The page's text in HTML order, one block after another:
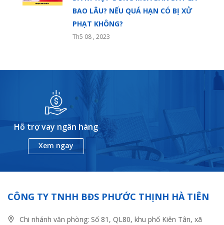
BAO LÂU? NẾU QUÁ HẠN CÓ BỊ XỬ
PHẠT KHÔNG?
Th5 08 , 2023
Hỗ trợ vay ngân hàng
Xem ngay
CÔNG TY TNHH BĐS PHƯỚC THỊNH HÀ TIÊN
Chi nhánh văn phòng: Số 81, QL80, khu phố Kiên Tân, xã